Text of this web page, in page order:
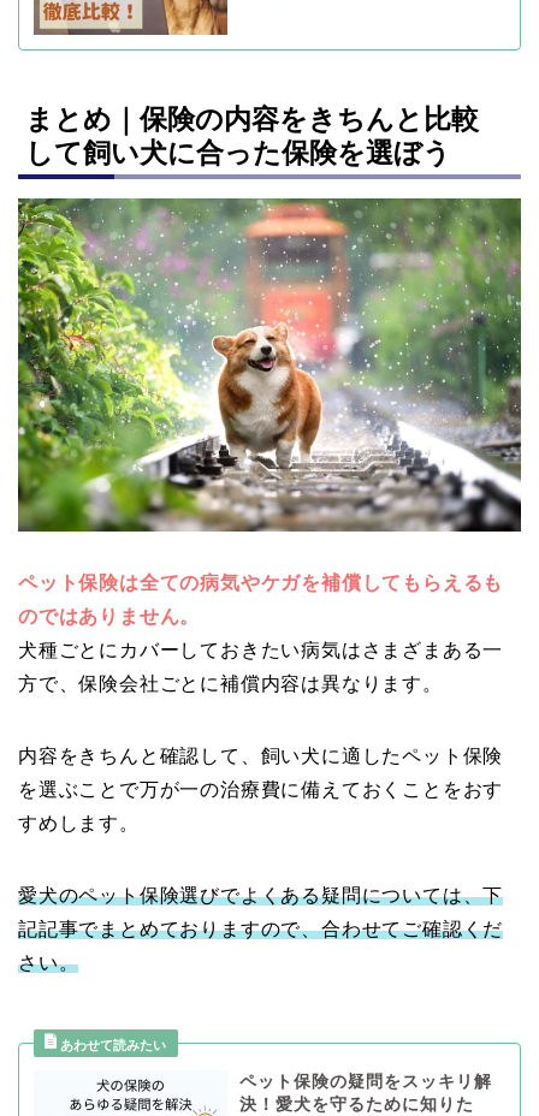
まとめ｜保険の内容をきちんと比較
して飼い犬に合った保険を選ぼう
ペット保険は全ての病気やケガを補償してもらえるも
のではありません。
犬種ごとにカバーしておきたい病気はさまざまある一
方で、保険会社ごとに補償内容は異なります。
内容をきちんと確認して、飼い犬に適したペット保険
を選ぶことで万が一の治療費に備えておくことをおす
すめします。
愛犬のペット保険選びでよくある疑問については、下
記記事でまとめておりますので、合わせてご確認くだ
さい。
ペット保険の疑問をスッキリ解
決！愛犬を守るために知りた